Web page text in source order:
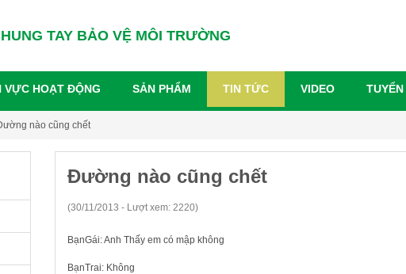
TAY BẢO VỆ MÔI TRƯỜNG
VỰC HOẠT ĐỘNG SẢN PHẨM TIN TỨC VIDEO TUYỂN
nào cũng chết
Đường nào cũng chết
(30/11/2013 - Lượt xem: 2220)
BạnGái: Anh Thấy em có mập không
BạnTrai: Không